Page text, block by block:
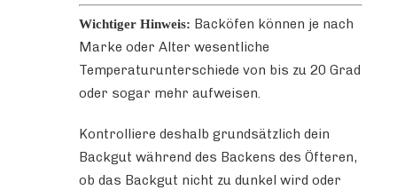
Wichtiger Hinweis: Backöfen können je nach
Marke oder Alter wesentliche
Temperaturunterschiede von bis zu 20 Grad
oder sogar mehr aufweisen.
Kontrolliere deshalb grundsätzlich dein
Backgut während des Backens des Öfteren,
ob das Backgut nicht zu dunkel wird oder